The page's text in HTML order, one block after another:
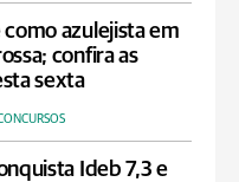
como azulejista em
confira as
sexta
Ideb 7,3 e